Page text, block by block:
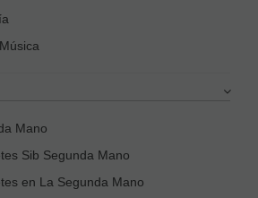
Mano
Sib Segunda Mano
en La Segunda Mano